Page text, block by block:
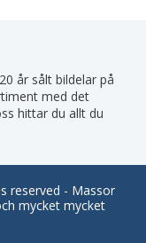
år sålt bildelar på
med det
hittar du allt du
reserved - Massor
mycket mycket